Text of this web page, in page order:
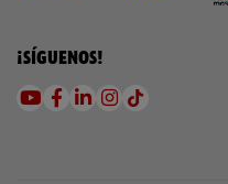
¡SÍGUENOS!